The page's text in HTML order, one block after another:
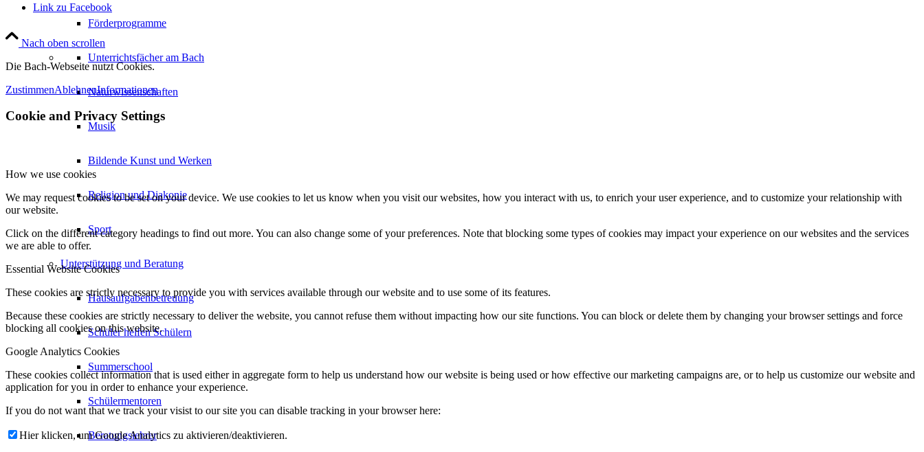
Förderprogramme
Unterrichtsfächer am Bach
Naturwissenschaften
Musik
Bildende Kunst und Werken
Religion und Diakonie
Sport
Unterstützung und Beratung
Hausaufgabenbetreuung
Schüler helfen Schülern
Summerschool
Schülermentoren
Beratungslehrer
Link zu Facebook
Nach oben scrollen
Die Bach-Webseite nutzt Cookies.
ZustimmenAblehnenInformationen
Cookie and Privacy Settings
How we use cookies
We may request cookies to be set on your device. We use cookies to let us know when you visit our websites, how you interact with us, to enrich your user experience, and to customize your relationship with
our website.
Click on the different category headings to find out more. You can also change some of your preferences. Note that blocking some types of cookies may impact your experience on our websites and the services
we are able to offer.
Essential Website Cookies
These cookies are strictly necessary to provide you with services available through our website and to use some of its features.
Because these cookies are strictly necessary to deliver the website, you cannot refuse them without impacting how our site functions. You can block or delete them by changing your browser settings and force
blocking all cookies on this website.
Google Analytics Cookies
These cookies collect information that is used either in aggregate form to help us understand how our website is being used or how effective our marketing campaigns are, or to help us customize our website and
application for you in order to enhance your experience.
If you do not want that we track your visist to our site you can disable tracking in your browser here:
Hier klicken, um Google Analytics zu aktivieren/deaktivieren.